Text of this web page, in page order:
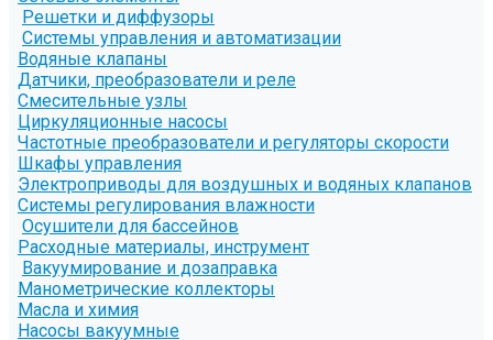
Решетки и диффузоры
Системы управления и автоматизации
Водяные клапаны
Датчики, преобразователи и реле
Смесительные узлы
Циркуляционные насосы
Частотные преобразователи и регуляторы скорости
Шкафы управления
Электроприводы для воздушных и водяных клапанов
Системы регулирования влажности
Осушители для бассейнов
Расходные материалы, инструмент
Вакуумирование и дозаправка
Манометрические коллекторы
Масла и химия
Насосы вакуумные